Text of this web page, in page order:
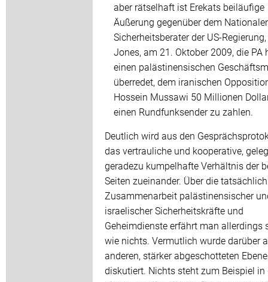
aber rätselhaft ist Erekats beiläufige
Äußerung gegenüber dem
Sicherheitsberater der US-
Jones, am 21. Oktober 2009, die PA
einen palästinensischen
überredet, dem iranischen
Hossein Mussawi 50 Millionen
einen Rundfunksender zu zahlen.
Deutlich wird aus den
das vertrauliche und kooperative,
geradezu kumpelhafte Verhältnis der
Seiten zueinander. Über die
Zusammenarbeit palästinensischer
israelischer Sicherheitskräfte und
Geheimdienste erfährt man allerdings
wie nichts. Vermutlich wurde darüber
anderen, stärker abgeschotteten Ebene
diskutiert. Nichts steht zum Beispiel in